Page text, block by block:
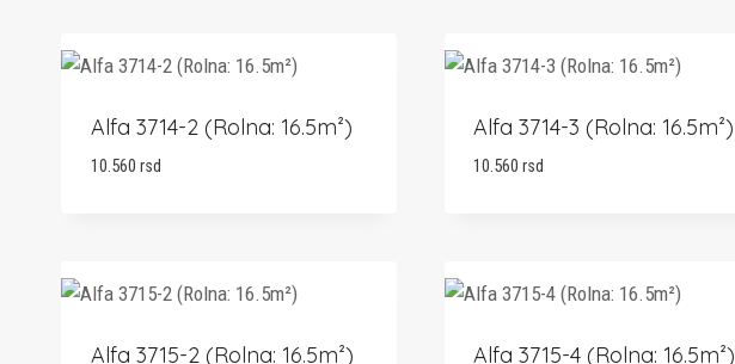
Alfa 3714-2 (Rolna: 16.5m²)
10.560 rsd
Alfa 3714-3 (Rolna: 16.5m²)
10.560 rsd
Alfa 3715-2 (Rolna: 16.5m²) Alfa 3715-4 (Rolna: 16.5m²)